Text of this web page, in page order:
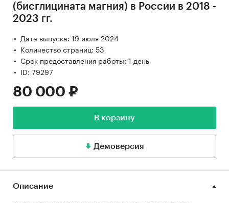
(бисглицината магния) в России в 2018 -
2023 гг.
Дата выпуска: 19 июля 2024
Количество страниц: 53
Срок предоставления работы: 1 день
ID: 79297
80 000 ₽
В корзину
Демоверсия
Описание